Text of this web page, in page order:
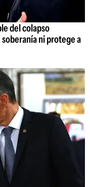
del colapso
ni protege a